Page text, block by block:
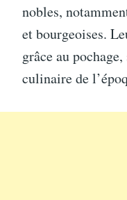
nobles,
et bourgeoises.
grâce au
culinaire de